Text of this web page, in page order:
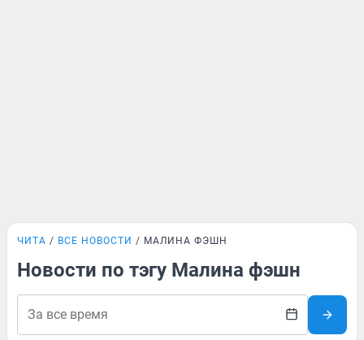
ЧИТА ВСЕ НОВОСТИ МАЛИНА ФЭШН
Новости по тэгу Малина фэшн